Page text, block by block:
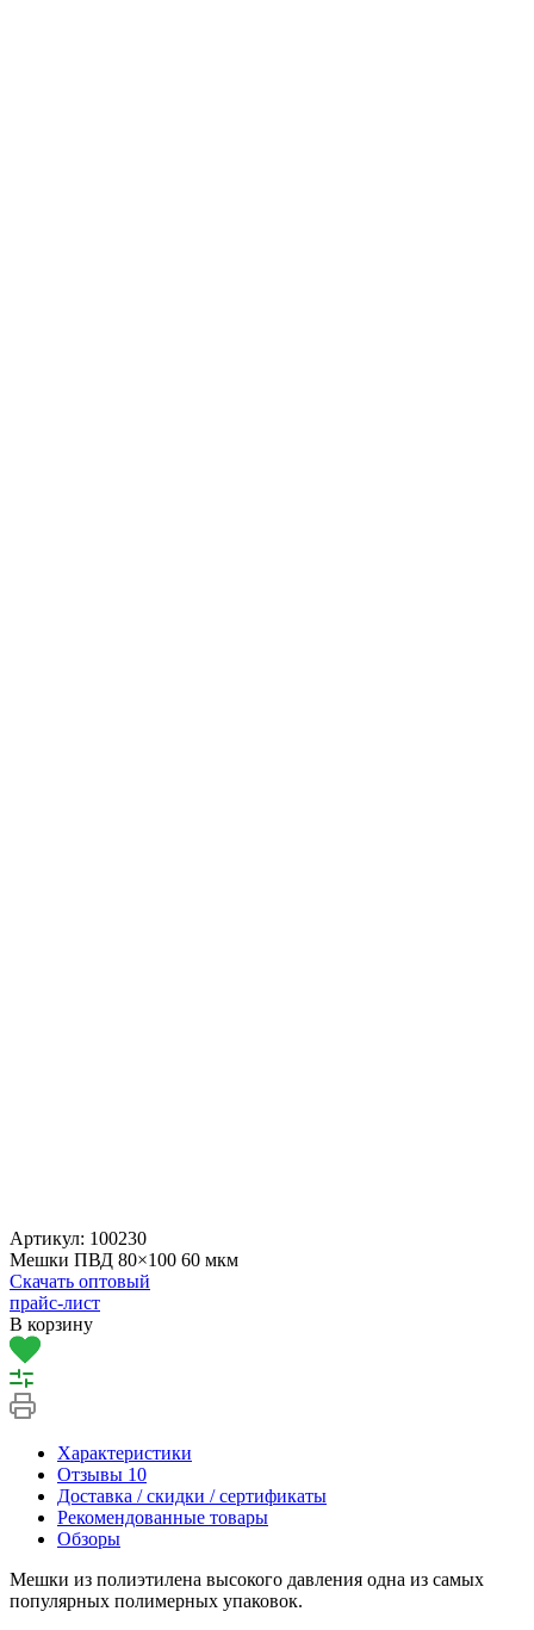
Артикул: 100230
Мешки ПВД 80×100 60 мкм
Скачать оптовый
прайс-лист
В корзину
Характеристики
Отзывы 10
Доставка / скидки / сертификаты
Рекомендованные товары
Обзоры
Мешки из полиэтилена высокого давления одна из самых
популярных полимерных упаковок.